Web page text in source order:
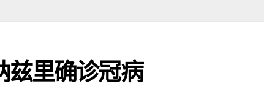
兹里确诊冠病